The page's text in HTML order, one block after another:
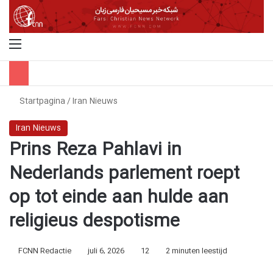
Menu
Startpagina/Iran Nieuws
Iran Nieuws
Prins Reza Pahlavi in
Nederlands parlement roept
op tot einde aan hulde aan
religieus despotisme
FCNN Redactie juli 6, 2026 12 2 minuten leestijd